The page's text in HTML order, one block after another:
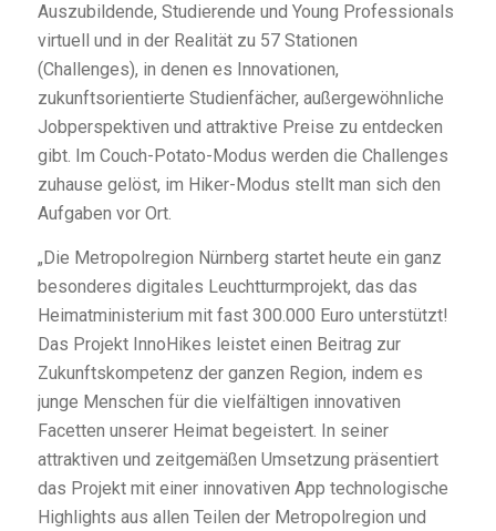
Auszubildende, Studierende und Young Professionals
virtuell und in der Realität zu 57 Stationen
(Challenges), in denen es Innovationen,
zukunftsorientierte Studienfächer, außergewöhnliche
Jobperspektiven und attraktive Preise zu entdecken
gibt. Im Couch-Potato-Modus werden die Challenges
zuhause gelöst, im Hiker-Modus stellt man sich den
Aufgaben vor Ort.
„Die Metropolregion Nürnberg startet heute ein ganz
besonderes digitales Leuchtturmprojekt, das das
Heimatministerium mit fast 300.000 Euro unterstützt!
Das Projekt InnoHikes leistet einen Beitrag zur
Zukunftskompetenz der ganzen Region, indem es
junge Menschen für die vielfältigen innovativen
Facetten unserer Heimat begeistert. In seiner
attraktiven und zeitgemäßen Umsetzung präsentiert
das Projekt mit einer innovativen App technologische
Highlights aus allen Teilen der Metropolregion und